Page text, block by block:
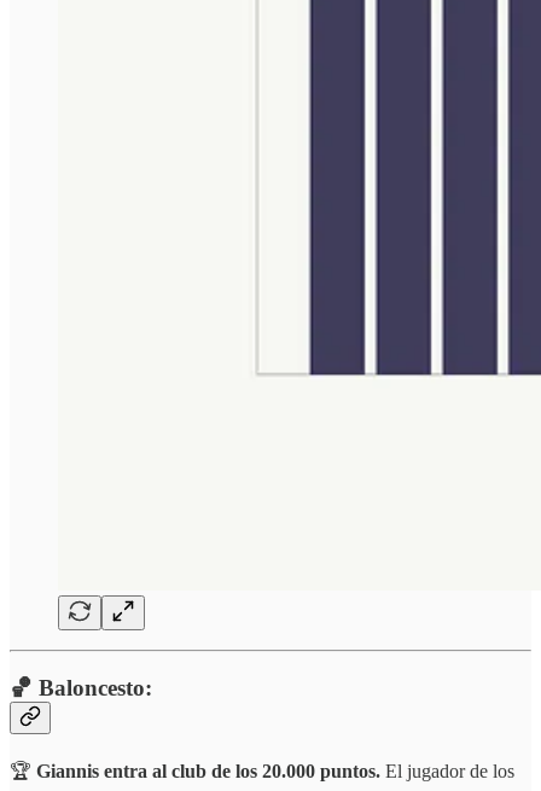
🏀 Baloncesto:
🏆 Giannis entra al club de los 20.000 puntos. El jugador de los